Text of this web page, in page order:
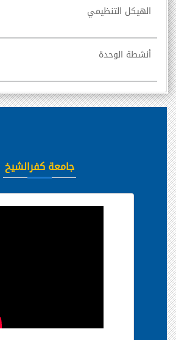
الهيكل التنظيمي
أنشطة الوحدة
جامعة كفرالشيخ